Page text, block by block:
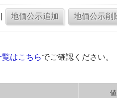
はこちらでご確認ください。
値